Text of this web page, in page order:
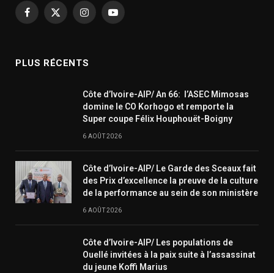
Facebook
X
InstagramYouTube
PLUS RÉCENTS
Côte d’Ivoire-AIP/ An 66: l’ASEC Mimosas
domine le CO Korhogo et remporte la
Super coupe Félix Houphouët-Boigny
6 AOÛT 2026
Côte d’Ivoire-AIP/ Le Garde des Sceaux fait
des Prix d’excellence la preuve de la culture
de la performance au sein de son ministère
6 AOÛT 2026
Côte d’Ivoire-AIP/ Les populations de
Ouellé invitées à la paix suite à l’assassinat
du jeune Koffi Marius